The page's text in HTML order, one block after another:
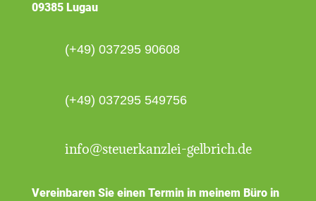
09385 Lugau
(+49) 037295 90608
(+49) 037295 549756
info@steuerkanzlei-gelbrich.de
Vereinbaren Sie einen Termin in meinem Büro in